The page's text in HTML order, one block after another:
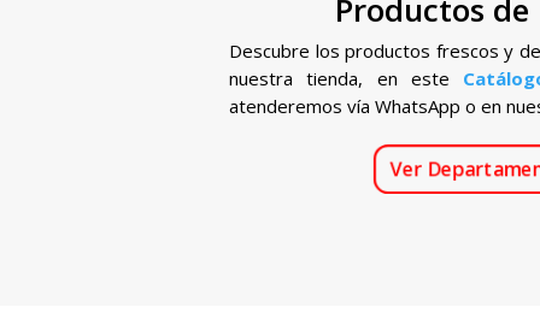
Productos
Descubre los productos frescos y
nuestra tienda, en este
atenderemos vía WhatsApp o en
Ver